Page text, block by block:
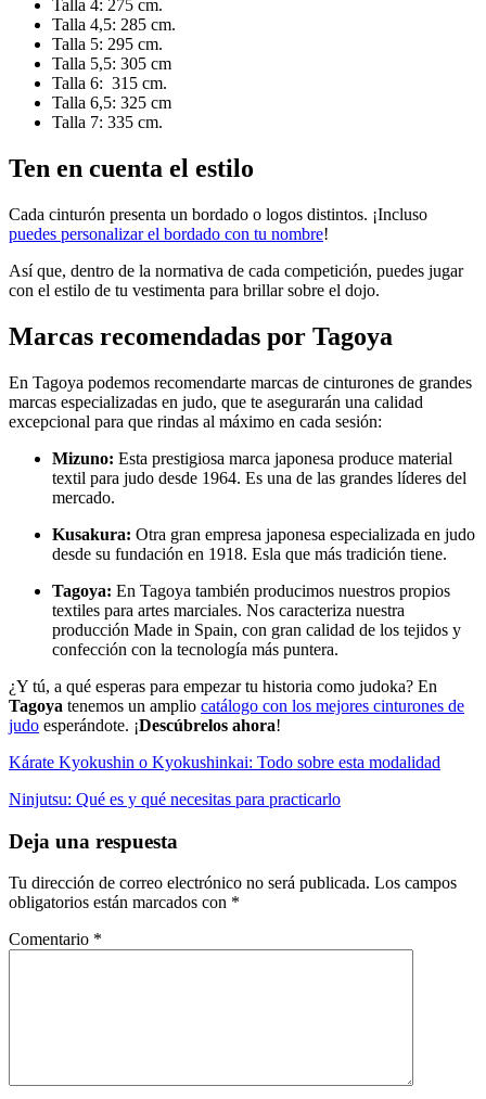
Talla 4: 275 cm.
Talla 4,5: 285 cm.
Talla 5: 295 cm.
Talla 5,5: 305 cm
Talla 6: 315 cm.
Talla 6,5: 325 cm
Talla 7: 335 cm.
Ten en cuenta el estilo
Cada cinturón presenta un bordado o logos distintos. ¡Incluso
puedes personalizar el bordado con tu nombre!
Así que, dentro de la normativa de cada competición, puedes jugar
con el estilo de tu vestimenta para brillar sobre el dojo.
Marcas recomendadas por Tagoya
En Tagoya podemos recomendarte marcas de cinturones de grandes
marcas especializadas en judo, que te asegurarán una calidad
excepcional para que rindas al máximo en cada sesión:
Mizuno: Esta prestigiosa marca japonesa produce material
textil para judo desde 1964. Es una de las grandes líderes del
mercado.
Kusakura: Otra gran empresa japonesa especializada en judo
desde su fundación en 1918. Esla que más tradición tiene.
Tagoya: En Tagoya también producimos nuestros propios
textiles para artes marciales. Nos caracteriza nuestra
producción Made in Spain, con gran calidad de los tejidos y
confección con la tecnología más puntera.
¿Y tú, a qué esperas para empezar tu historia como judoka? En
Tagoya tenemos un amplio catálogo con los mejores cinturones de
judo esperándote. ¡Descúbrelos ahora!
Kárate Kyokushin o Kyokushinkai: Todo sobre esta modalidad
Ninjutsu: Qué es y qué necesitas para practicarlo
Deja una respuesta
Tu dirección de correo electrónico no será publicada. Los campos
obligatorios están marcados con *
Comentario *